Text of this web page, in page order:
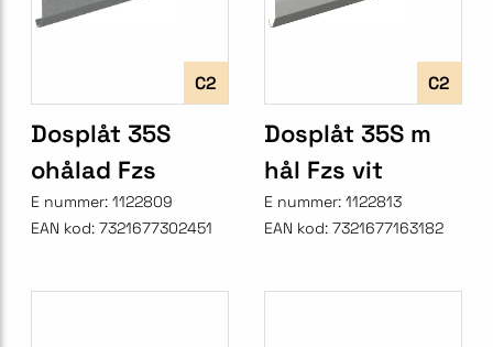
C2
Dosplåt 35S
ohålad Fzs
E nummer: 1122809
EAN kod: 7321677302451
C2
Dosplåt 35S m
hål Fzs vit
E nummer: 1122813
EAN kod: 7321677163182